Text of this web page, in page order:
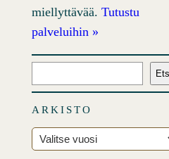
miellyttävää. Tutustu
palveluihin »
t
s
i
ARKISTO
A